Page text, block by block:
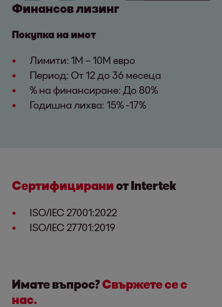
Финансов лизинг
Покупка на имот
Лимити: 1М – 10М евро
Период: От 12 до 36 месеца
% на финансиране: До 80%
Годишна лихва: 15% -17%
Сертифицираниот Intertek
ISO/IEC 27001:2022
ISO/IEC 27701:2019
Имате въпрос?Свържете се с
нас.